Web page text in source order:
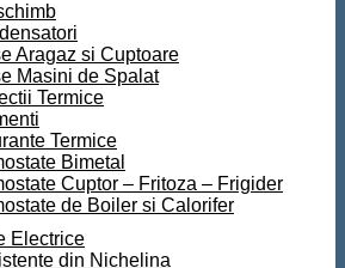
Aragaz si Cuptoare
Masini de Spalat
Termice
Termice
Bimetal
Cuptor – Fritoza – Frigider
de Boiler si Calorifer
Electrice
din Nichelina